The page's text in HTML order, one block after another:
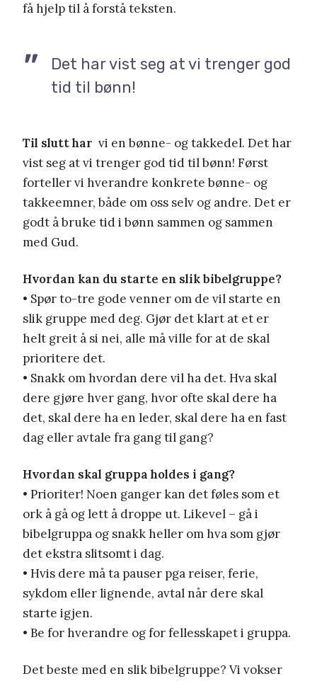
få hjelp til å forstå teksten.
Det har vist seg at vi trenger god
tid til bønn!
Til slutt har vi en bønne- og takkedel. Det har
vist seg at vi trenger god tid til bønn! Først
forteller vi hverandre konkrete bønne- og
takkeemner, både om oss selv og andre. Det er
godt å bruke tid i bønn sammen og sammen
med Gud.
Hvordan kan du starte en slik bibelgruppe?
• Spør to-tre gode venner om de vil starte en
slik gruppe med deg. Gjør det klart at et er
helt greit å si nei, alle må ville for at de skal
prioritere det.
• Snakk om hvordan dere vil ha det. Hva skal
dere gjøre hver gang, hvor ofte skal dere ha
det, skal dere ha en leder, skal dere ha en fast
dag eller avtale fra gang til gang?
Hvordan skal gruppa holdes i gang?
• Prioriter! Noen ganger kan det føles som et
ork å gå og lett å droppe ut. Likevel – gå i
bibelgruppa og snakk heller om hva som gjør
det ekstra slitsomt i dag.
• Hvis dere må ta pauser pga reiser, ferie,
sykdom eller lignende, avtal når dere skal
starte igjen.
• Be for hverandre og for fellesskapet i gruppa.
Det beste med en slik bibelgruppe? Vi vokser